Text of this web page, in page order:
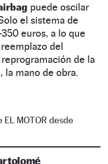
puede oscilar
el sistema de
euros, a lo que
del
de la
la mano de obra.
MOTOR desde